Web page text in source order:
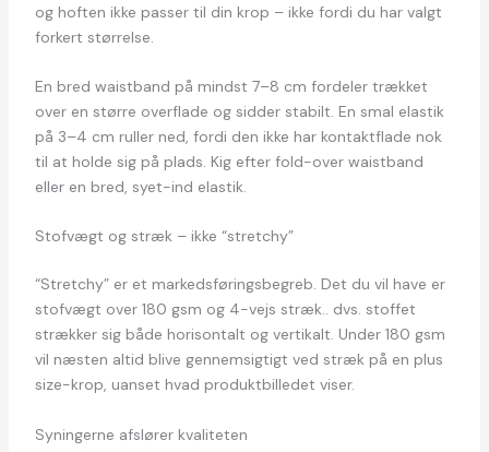
og hoften ikke passer til din krop – ikke fordi du har valgt
forkert størrelse.
En bred waistband på mindst 7–8 cm fordeler trækket
over en større overflade og sidder stabilt. En smal elastik
på 3–4 cm ruller ned, fordi den ikke har kontaktflade nok
til at holde sig på plads. Kig efter fold-over waistband
eller en bred, syet-ind elastik.
Stofvægt og stræk – ikke “stretchy”
“Stretchy” er et markedsføringsbegreb. Det du vil have er
stofvægt over 180 gsm og 4-vejs stræk.. dvs. stoffet
strækker sig både horisontalt og vertikalt. Under 180 gsm
vil næsten altid blive gennemsigtigt ved stræk på en plus
size-krop, uanset hvad produktbilledet viser.
Syningerne afslører kvaliteten